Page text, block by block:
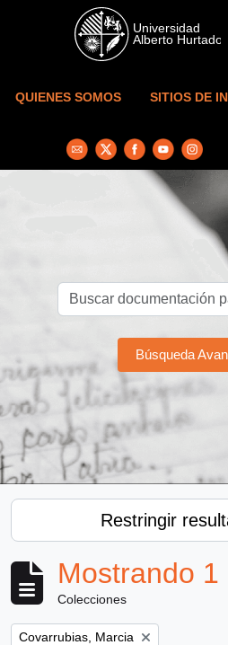
Skip to main content
QUIENES SOMOS SITIOS DE
Búsqueda
Restringir
Mostrando
Colecciones
Remove filter:
Covarrubias, Marcia